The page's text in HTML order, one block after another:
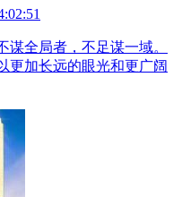
全局者，不足谋一域。
更加长远的眼光和更广阔